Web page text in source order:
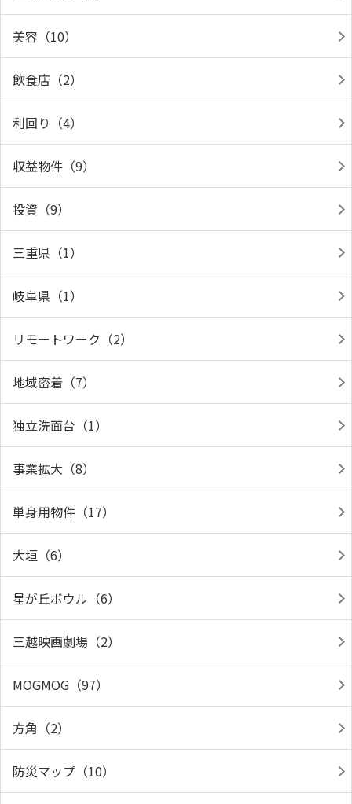
美容（10）
飲食店（2）
利回り（4）
収益物件（9）
投資（9）
三重県（1）
岐阜県（1）
リモートワーク（2）
地域密着（7）
独立洗面台（1）
事業拡大（8）
単身用物件（17）
大垣（6）
星が丘ボウル（6）
三越映画劇場（2）
MOGMOG（97）
方角（2）
防災マップ（10）